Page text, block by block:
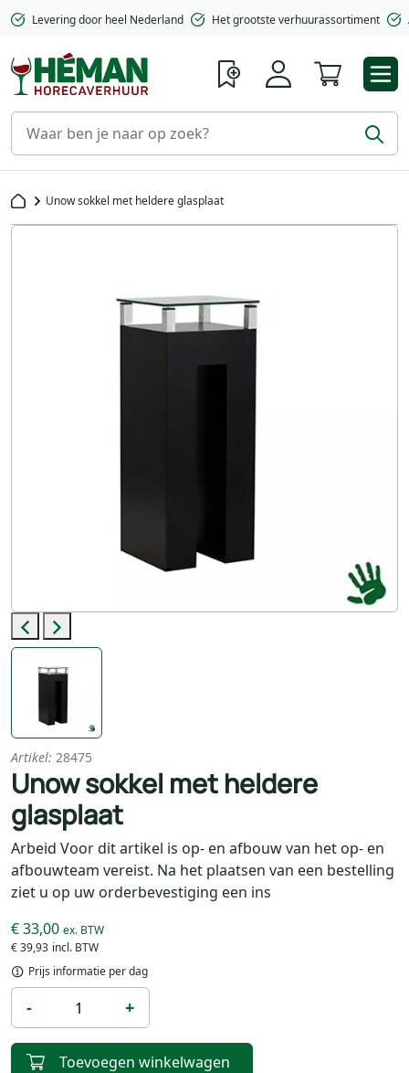
Levering door heel Nederland Het grootste verhuurassortiment
Unow sokkel met heldere glasplaat
Previous
Next
Artikel: 28475
Unow sokkel met heldere
glasplaat
Arbeid Voor dit artikel is op- en afbouw van het op- en
afbouwteam vereist. Na het plaatsen van een bestelling
ziet u op uw orderbevestiging een ins
€ 39,93
€ 33,00
Prijs informatie per dag
- +
Toevoegen winkelwagen